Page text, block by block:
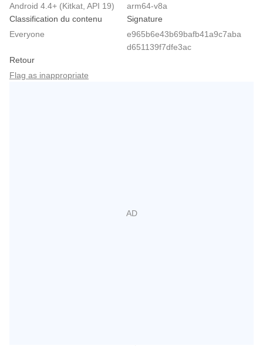
Android 4.4+ (Kitkat, API 19)
arm64-v8a
Classification du contenu
Everyone
Signature
e965b6e43b69bafb41a9c7aba
d651139f7dfe3ac
Retour
Flag as inappropriate